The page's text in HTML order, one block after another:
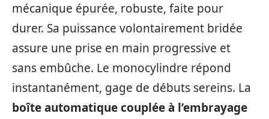
mécanique épurée, robuste, faite pour
durer. Sa puissance volontairement bridée
assure une prise en main progressive et
sans embûche. Le monocylindre répond
instantanément, gage de débuts sereins. La
boîte automatique couplée à l’embrayage